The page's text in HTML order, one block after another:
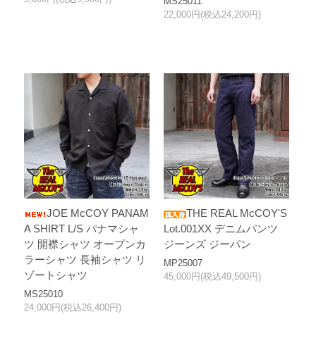
22,000円(税込24,200円)
JOE McCOY PANAM
A SHIRT L/S パナマシャ
ツ 開襟シャツ オープンカ
ラーシャツ 長袖シャツ リ
ゾートシャツ
MS25010
24,000円(税込26,400円)
THE REAL McCOY'S
Lot.001XX デニムパンツ
ジーンズ ジーパン
MP25007
45,000円(税込49,500円)